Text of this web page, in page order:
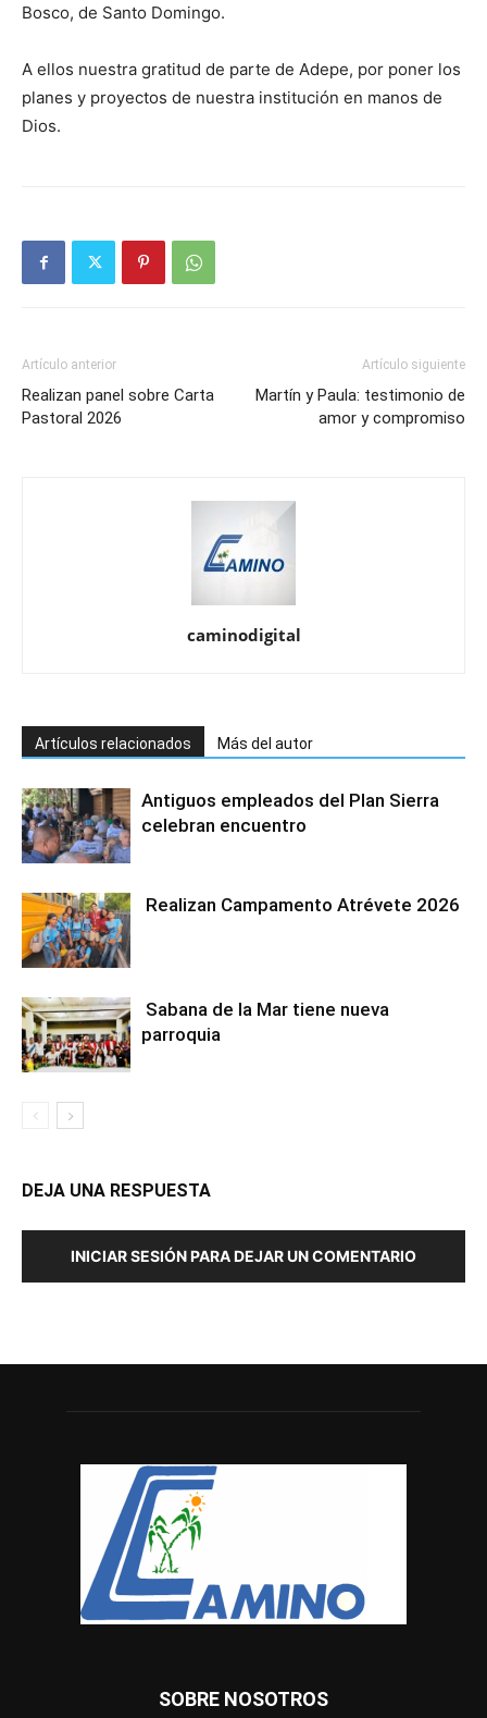
Bosco, de Santo Domingo.
A ellos nuestra gratitud de parte de Adepe, por poner los
planes y proyectos de nuestra institución en manos de
Dios.
Artículo anterior
Realizan panel sobre Carta
Pastoral 2026
Artículo siguiente
Martín y Paula: testimonio de
amor y compromiso
caminodigital
Artículos relacionados Más del autor
Antiguos empleados del Plan Sierra
celebran encuentro
Realizan Campamento Atrévete 2026
Sabana de la Mar tiene nueva
parroquia
DEJA UNA RESPUESTA
INICIAR SESIÓN PARA DEJAR UN COMENTARIO
SOBRE NOSOTROS